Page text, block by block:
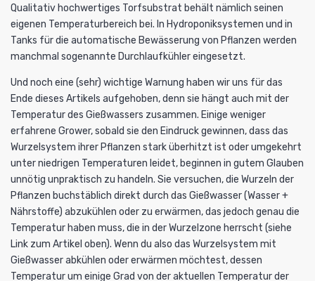
Qualitativ hochwertiges Torfsubstrat behält nämlich seinen
eigenen Temperaturbereich bei. In Hydroponiksystemen und in
Tanks für die automatische Bewässerung von Pflanzen werden
manchmal sogenannte Durchlaufkühler eingesetzt.
Und noch eine (sehr) wichtige Warnung haben wir uns für das
Ende dieses Artikels aufgehoben, denn sie hängt auch mit der
Temperatur des Gießwassers zusammen. Einige weniger
erfahrene Grower, sobald sie den Eindruck gewinnen, dass das
Wurzelsystem ihrer Pflanzen stark überhitzt ist oder umgekehrt
unter niedrigen Temperaturen leidet, beginnen in gutem Glauben
unnötig unpraktisch zu handeln. Sie versuchen, die Wurzeln der
Pflanzen buchstäblich direkt durch das Gießwasser (Wasser +
Nährstoffe) abzukühlen oder zu erwärmen, das jedoch genau die
Temperatur haben muss, die in der Wurzelzone herrscht (siehe
Link zum Artikel oben). Wenn du also das Wurzelsystem mit
Gießwasser abkühlen oder erwärmen möchtest, dessen
Temperatur um einige Grad von der aktuellen Temperatur der